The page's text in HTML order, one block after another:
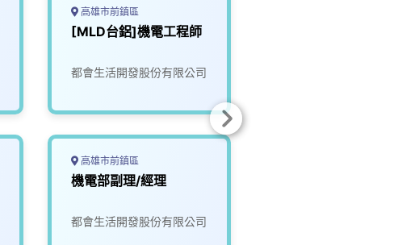
高雄市前鎮區
[MLD台鋁]機電工程師
都會生活開發股份有限公司
高雄市前鎮區
機電部副理/經理
都會生活開發股份有限公司